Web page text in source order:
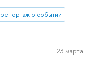
репортаж о событии
23 марта